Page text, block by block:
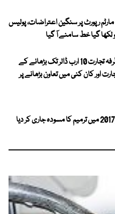
رپورٹ پر سنگین اعتراضات، پولیس
گیا خط سامنے آ گیا
پاکستان اور ایران کا دوطرفہ تجارت 10 ارب ڈالر تک بڑھانے کے
اور کان کنی میں تعاون بڑھانے پر